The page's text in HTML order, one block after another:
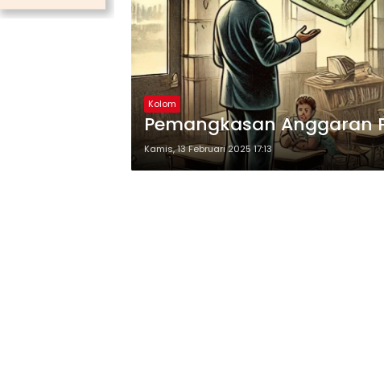
Kolom
Pemangkasan Anggaran
Kamis, 13 Februari 2025 17:13